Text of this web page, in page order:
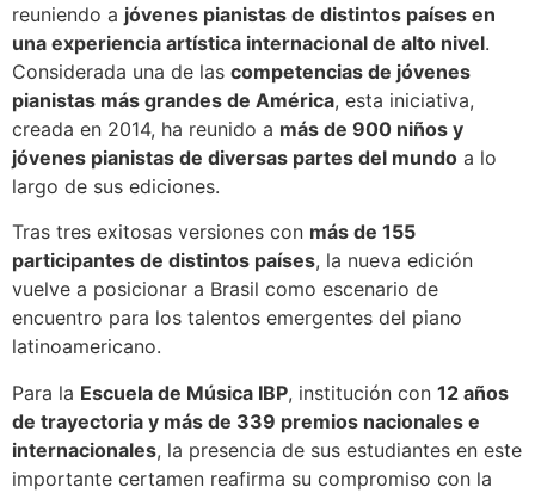
reuniendo a jóvenes pianistas de distintos países en
una experiencia artística internacional de alto nivel.
Considerada una de las competencias de jóvenes
pianistas más grandes de América, esta iniciativa,
creada en 2014, ha reunido a más de 900 niños y
jóvenes pianistas de diversas partes del mundo a lo
largo de sus ediciones.
Tras tres exitosas versiones con más de 155
participantes de distintos países, la nueva edición
vuelve a posicionar a Brasil como escenario de
encuentro para los talentos emergentes del piano
latinoamericano.
Para la Escuela de Música IBP, institución con 12 años
de trayectoria y más de 339 premios nacionales e
internacionales, la presencia de sus estudiantes en este
importante certamen reafirma su compromiso con la